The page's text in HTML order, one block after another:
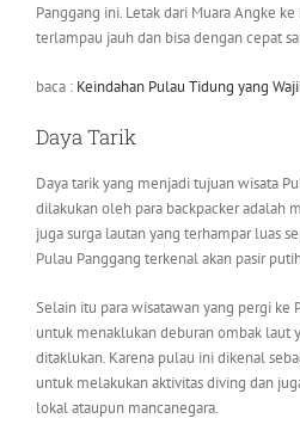
Panggang ini. Letak dari Muara Angke
terlampau jauh dan bisa dengan cepat
baca : Keindahan Pulau Tidung yang
Daya Tarik
Daya tarik yang menjadi tujuan wisata
dilakukan oleh para backpacker adalah
juga surga lautan yang terhampar luas
Pulau Panggang terkenal akan pasir
Selain itu para wisatawan yang pergi ke
untuk menaklukan deburan ombak laut
ditaklukan. Karena pulau ini dikenal
untuk melakukan aktivitas diving dan
lokal ataupun mancanegara.